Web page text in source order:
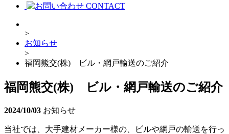
CONTACT
>
お知らせ
>
福岡熊交(株) ビル・網戸輸送のご紹介
福岡熊交(株) ビル・網戸輸送のご紹介
2024/10/03 お知らせ
当社では、大手建材メーカー様の、ビルや網戸の輸送を行っ